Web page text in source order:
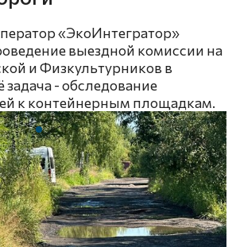
«ЭкоИнтегратор»
выездной комиссии на
и Физкультурников в
задача - обследование
к контейнерным площадкам.